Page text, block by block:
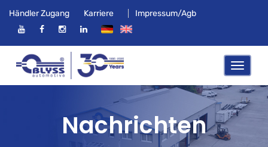
Händler Zugang Karriere Impressum/Agb
Nachrichten